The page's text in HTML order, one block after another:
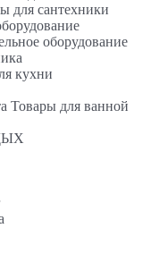
для сантехники
оборудование
кухни
Товары для ванной